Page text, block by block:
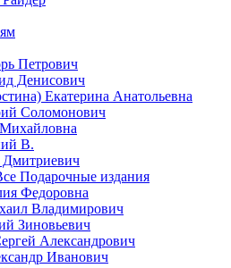
Петрович
Денисович
Екатерина Анатольевна
Соломонович
В.
Дмитриевич
Подарочные издания
Федоровна
Владимирович
Зиновьевич
Александрович
Иванович